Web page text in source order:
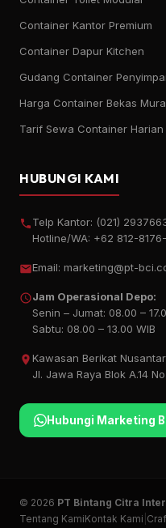
Container Kantor Premium
Container Dapur Kitchen
Gudang Container
Harga Container Bekas
Tarif Sewa Container Harian
HUBUNGI KAMI
Telp Kantor: (021)
Hotline/WA: +62 812-
Email: marketing@pt-
Jam Operasional Depo:
Senin – Jumat: 08.00 –
Sabtu: 08.00 – 13.00 WIB
Kawasan Berikat
Jl. Jawa Raya Blok A.14
Hubungi Marketing
© 2026 PT Bintang Citra
Tentang KamiKontak Kami